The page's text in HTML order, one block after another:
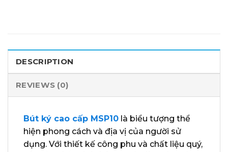
DESCRIPTION
REVIEWS (0)
Bút ký cao cấp MSP10 là biểu tượng thể
hiện phong cách và địa vị của người sử
dụng. Với thiết kế công phu và chất liệu quý,